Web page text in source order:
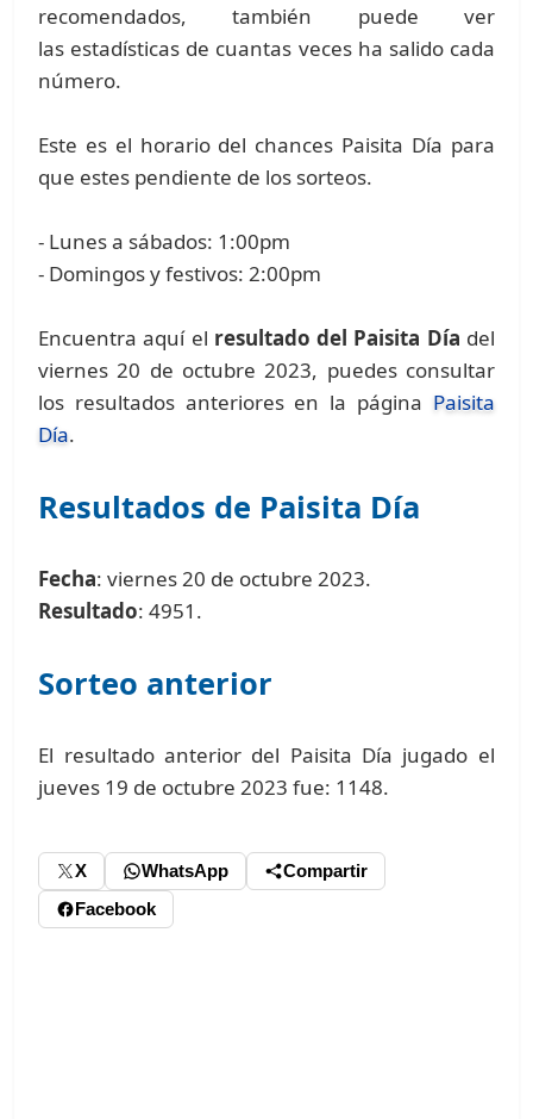
recomendados, también puede ver
las estadísticas de cuantas veces ha salido cada
número.
Este es el horario del chances Paisita Día para
que estes pendiente de los sorteos.
- Lunes a sábados: 1:00pm
- Domingos y festivos: 2:00pm
Encuentra aquí el resultado del Paisita Día del
viernes 20 de octubre 2023, puedes consultar
los resultados anteriores en la página Paisita
Día.
Resultados de Paisita Día
Fecha: viernes 20 de octubre 2023.
Resultado: 4951.
Sorteo anterior
El resultado anterior del Paisita Día jugado el
jueves 19 de octubre 2023 fue: 1148.
X WhatsApp
Compartir
Facebook